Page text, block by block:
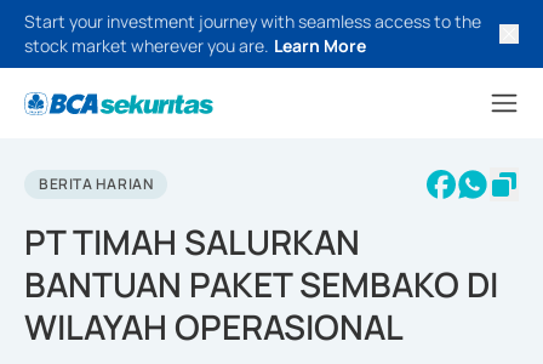
Start your investment journey with seamless access to the
stock market wherever you are. Learn More
BERITA HARIAN
PT TIMAH SALURKAN
BANTUAN PAKET SEMBAKO DI
WILAYAH OPERASIONAL